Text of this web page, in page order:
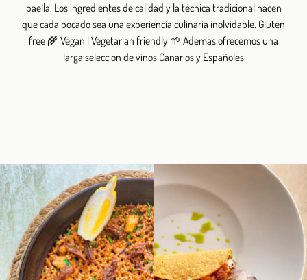
paella. Los ingredientes de calidad y la técnica tradicional hacen
que cada bocado sea una experiencia culinaria inolvidable. Gluten
free 🌾 Vegan | Vegetarian friendly 🌱 Ademas ofrecemos una
larga seleccion de vinos Canarios y Españoles